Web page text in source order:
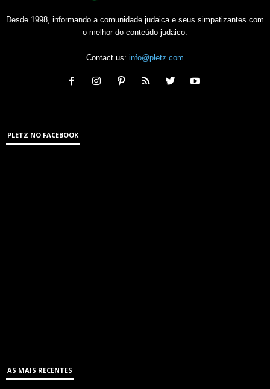
Desde 1998, informando a comunidade judaica e seus simpatizantes com
o melhor do conteúdo judaico.
Contact us: info@pletz.com
PLETZ NO FACEBOOK
AS MAIS RECENTES